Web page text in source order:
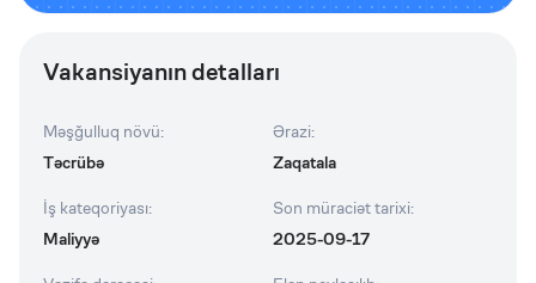
Vakansiyanın detalları
Məşğulluq növü:
Təcrübə
Ərazi:
Zaqatala
İş kateqoriyası:
Maliyyə
Son müraciət tarixi:
2025-09-17